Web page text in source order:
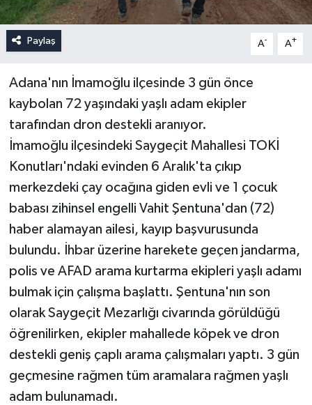
Paylaş A- A+
Adana'nın İmamoğlu ilçesinde 3 gün önce
kaybolan 72 yaşındaki yaşlı adam ekipler
tarafından dron destekli aranıyor.
İmamoğlu ilçesindeki Saygeçit Mahallesi TOKİ
Konutları'ndaki evinden 6 Aralık'ta çıkıp
merkezdeki çay ocağına giden evli ve 1 çocuk
babası zihinsel engelli Vahit Şentuna'dan (72)
haber alamayan ailesi, kayıp başvurusunda
bulundu. İhbar üzerine harekete geçen jandarma,
polis ve AFAD arama kurtarma ekipleri yaşlı adamı
bulmak için çalışma başlattı. Şentuna'nın son
olarak Saygeçit Mezarlığı civarında görüldüğü
öğrenilirken, ekipler mahallede köpek ve dron
destekli geniş çaplı arama çalışmaları yaptı. 3 gün
geçmesine rağmen tüm aramalara rağmen yaşlı
adam bulunamadı.